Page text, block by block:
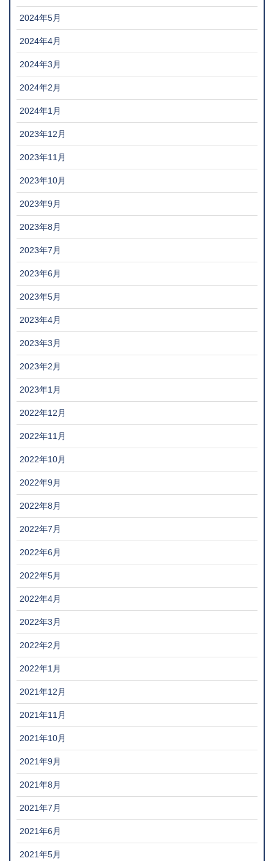
2024年5月
2024年4月
2024年3月
2024年2月
2024年1月
2023年12月
2023年11月
2023年10月
2023年9月
2023年8月
2023年7月
2023年6月
2023年5月
2023年4月
2023年3月
2023年2月
2023年1月
2022年12月
2022年11月
2022年10月
2022年9月
2022年8月
2022年7月
2022年6月
2022年5月
2022年4月
2022年3月
2022年2月
2022年1月
2021年12月
2021年11月
2021年10月
2021年9月
2021年8月
2021年7月
2021年6月
2021年5月